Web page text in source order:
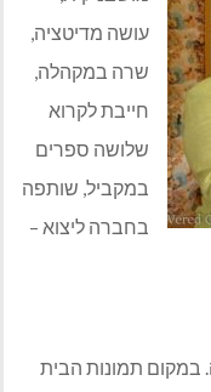
עושה מדיטציה,
שרה במקהלה,
חייבת לקרוא
שלושה ספרים
במקביל, שותפה
בחברה ליצוא –
במקום תמונות הבית